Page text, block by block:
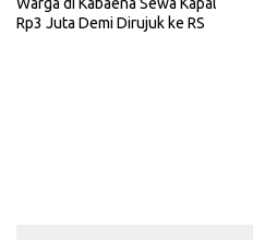
Rp3 Juta Demi Dirujuk ke RS